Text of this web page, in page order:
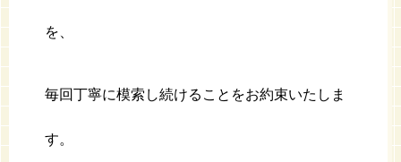
を、
毎回丁寧に模索し続けることをお約束いたしま
す。